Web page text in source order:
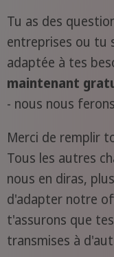
Tu as des
entreprises ou tu
adaptée à tes
maintenant
- nous nous
Merci de remplir
Tous les autres
nous en diras,
d'adapter notre
t'assurons que
transmises à